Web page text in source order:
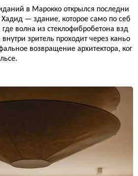
в Марокко открылся последни
Хадид — здание, которое само по себ
где волна из стеклофибробетона взд
зритель проходит через каньо
возвращение архитектора, ког